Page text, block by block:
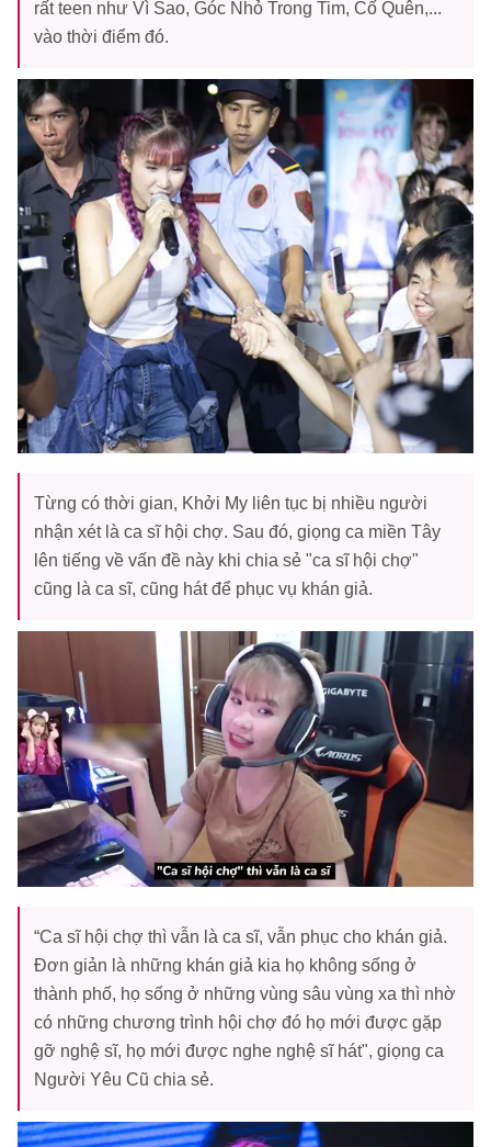
rất teen như Vì Sao, Góc Nhỏ Trong Tim, Cố Quên,...
vào thời điểm đó.
Từng có thời gian, Khởi My liên tục bị nhiều người
nhận xét là ca sĩ hội chợ. Sau đó, giọng ca miền Tây
lên tiếng về vấn đề này khi chia sẻ "ca sĩ hội chợ"
cũng là ca sĩ, cũng hát để phục vụ khán giả.
“Ca sĩ hội chợ thì vẫn là ca sĩ, vẫn phục cho khán giả.
Đơn giản là những khán giả kia họ không sống ở
thành phố, họ sống ở những vùng sâu vùng xa thì nhờ
có những chương trình hội chợ đó họ mới được gặp
gỡ nghệ sĩ, họ mới được nghe nghệ sĩ hát", giọng ca
Người Yêu Cũ chia sẻ.